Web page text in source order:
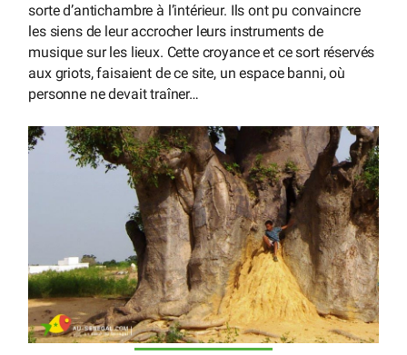
sorte d’antichambre à l’intérieur. Ils ont pu convaincre
les siens de leur accrocher leurs instruments de
musique sur les lieux. Cette croyance et ce sort réservés
aux griots, faisaient de ce site, un espace banni, où
personne ne devait traîner…